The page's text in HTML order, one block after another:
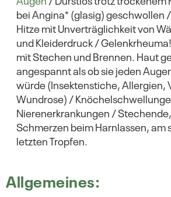
bei Angina* (glasig) geschwollen
Hitze mit Unverträglichkeit von
und Kleiderdruck /
mit Stechen und Brennen. Haut
angespannt als ob sie jeden
würde (Insektenstiche, Allergien,
Wundrose) /
Nierenerkrankungen /
Schmerzen beim Harnlassen, am
letzten Tropfen.
Allgemeines: